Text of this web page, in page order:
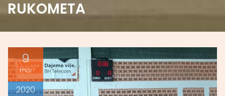
RUKOMETA
9
mar
2020